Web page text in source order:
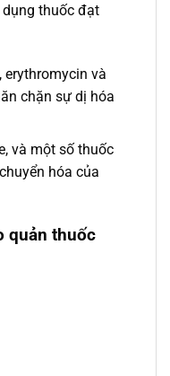
thuốc đạt
erythromycin và
chặn sự dị hóa
và một số thuốc
hóa của
quản thuốc